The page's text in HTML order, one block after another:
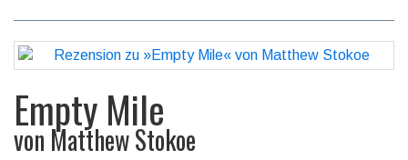
Empty Mile
von Matthew Stokoe